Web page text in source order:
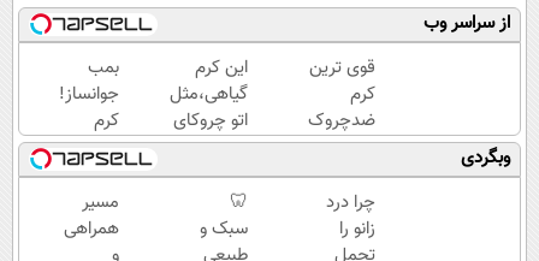
از سراسر وب
قوی ترین
کرم
ضدچروک
گیاهی!
تحت
لیسانس
آلمان
(40%تخفیف
این کرم
گیاهی،مثل
اتو چروکای
پوستتوصاف
میکنه!50%تخفیف
بمب
جوانساز!
کرم
بوتاکس
جلبک
اسپیرولینا50%تخفیف
وبگردی
چرا درد
زانو را
🦷
سبک و
مسیر
همراهی